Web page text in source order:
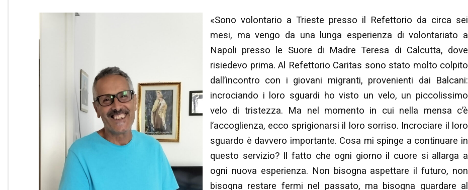
«Sono volontario a Trieste presso il Refettorio da circa sei
mesi, ma vengo da una lunga esperienza di volontariato a
Napoli presso le Suore di Madre Teresa di Calcutta, dove
risiedevo prima. Al Refettorio Caritas sono stato molto colpito
dall’incontro con i giovani migranti, provenienti dai Balcani:
incrociando i loro sguardi ho visto un velo, un piccolissimo
velo di tristezza. Ma nel momento in cui nella mensa c’è
l’accoglienza, ecco sprigionarsi il loro sorriso. Incrociare il loro
sguardo è davvero importante. Cosa mi spinge a continuare in
questo servizio? Il fatto che ogni giorno il cuore si allarga a
ogni nuova esperienza. Non bisogna aspettare il futuro, non
bisogna restare fermi nel passato, ma bisogna guardare al